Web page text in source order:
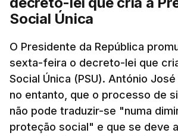
Social Única
O Presidente da República
sexta-feira o decreto-lei que
Social Única (PSU). António José
no entanto, que o processo de
não pode traduzir-se "numa
proteção social" e que se deve